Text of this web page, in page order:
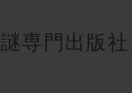
謎専門出版社